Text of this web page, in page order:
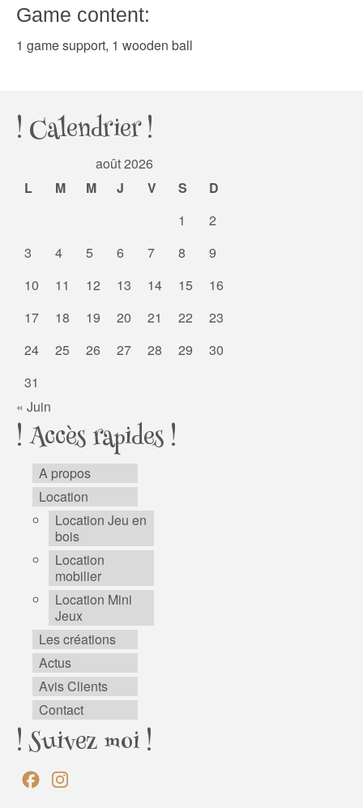
Game content:
1 game support, 1 wooden ball
! Calendrier !
août 2026
L
M M J V S
D
1
2
3
4 5 6 7 8
9
10
11 12 13 14 15
16
17
18 19 20 21 22
23
24
25 26 27 28 29
30
31
« Juin
! Accès rapides !
A propos
Location
Location Jeu en
bois
Location
mobilier
Location Mini
Jeux
Les créations
Actus
Avis Clients
Contact
! Suivez moi !
Facebook